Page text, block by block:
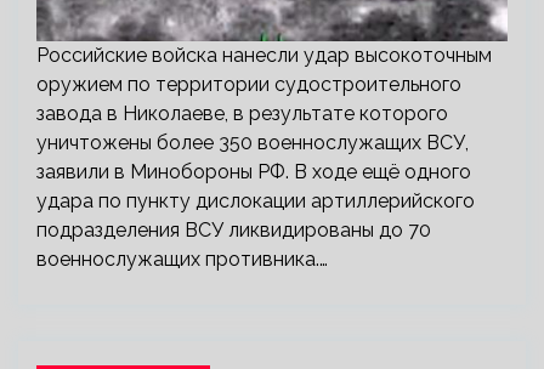
Российские войска нанесли удар высокоточным
оружием по территории судостроительного
завода в Николаеве, в результате которого
уничтожены более 350 военнослужащих ВСУ,
заявили в Минобороны РФ. В ходе ещё одного
удара по пункту дислокации артиллерийского
подразделения ВСУ ликвидированы до 70
военнослужащих противника.…